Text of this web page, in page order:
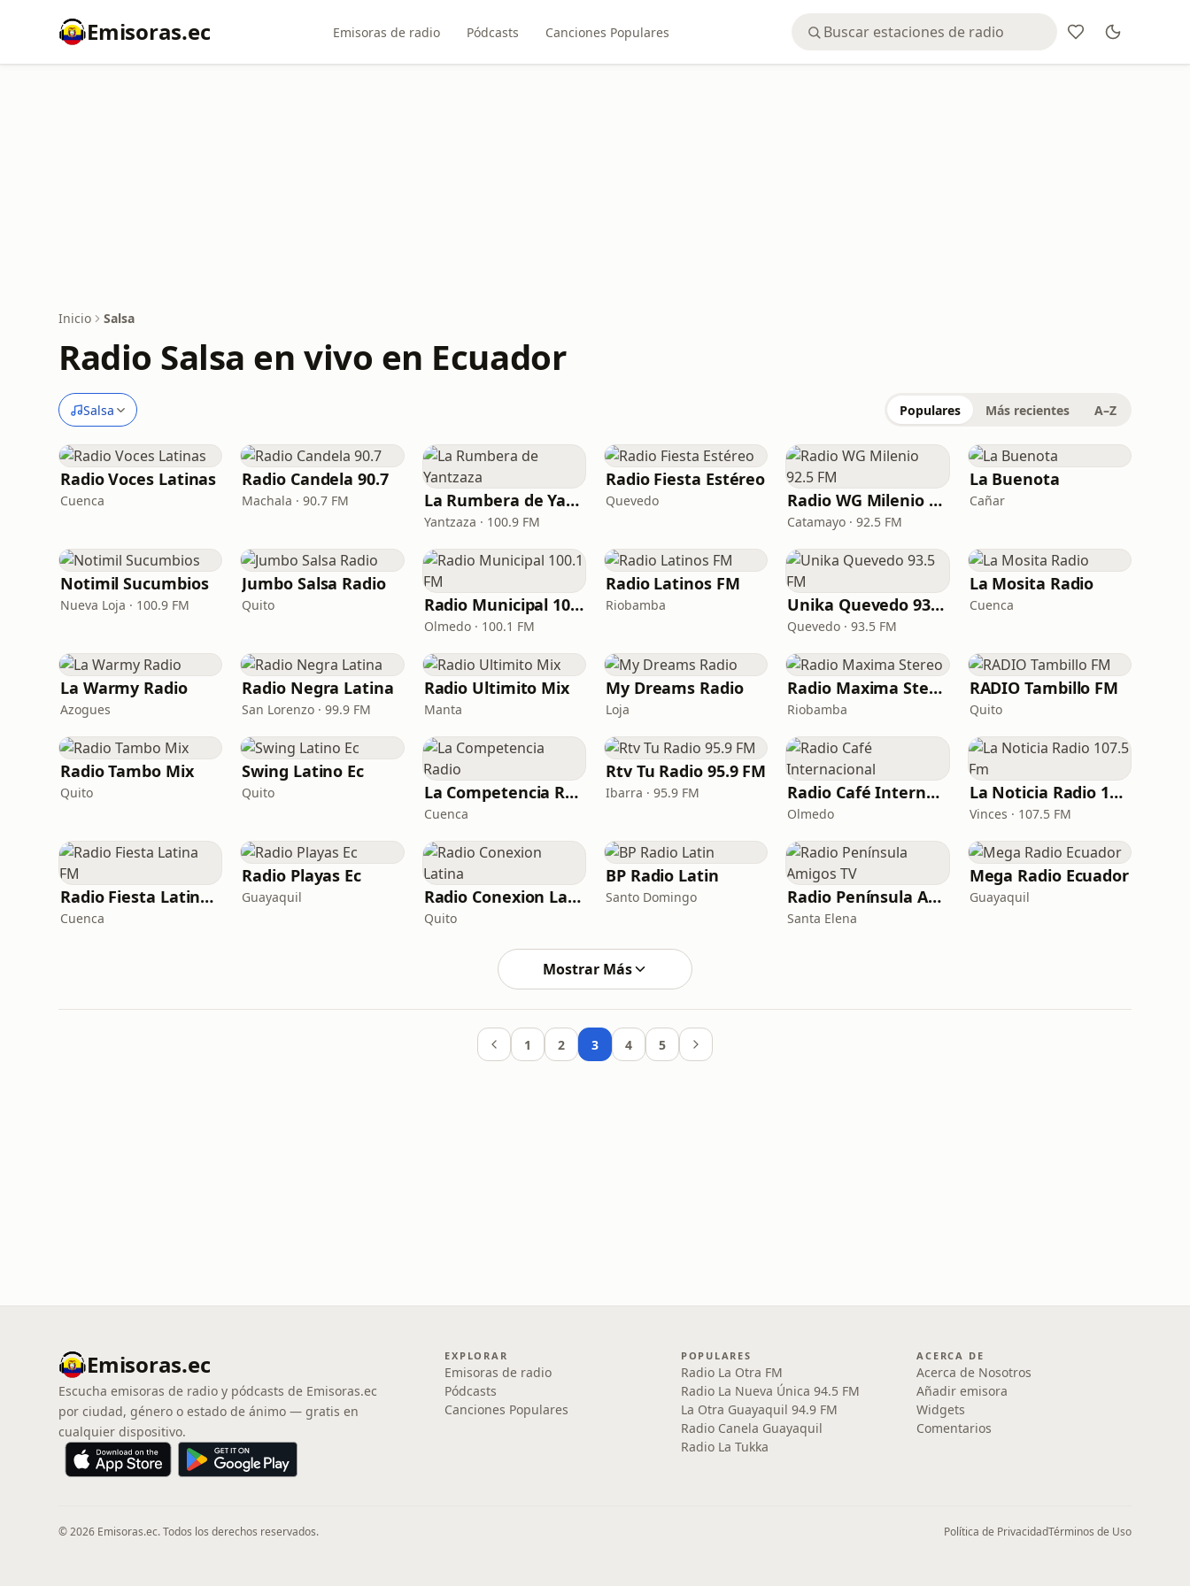
Emisoras.ec Emisoras de radio Pódcasts Canciones Populares
Inicio Salsa
Radio Salsa en vivo en Ecuador
Salsa Populares Más recientes A–Z
Radio Voces Latinas
Cuenca
Radio Candela 90.7
Machala · 90.7 FM La Rumbera de Yantzaza
Yantzaza · 100.9 FM
Radio Fiesta Estéreo
Quevedo Radio WG Milenio 92.5 FM
Catamayo · 92.5 FM
La Buenota
Cañar
Notimil Sucumbios
Nueva Loja · 100.9 FM
Jumbo Salsa Radio
Quito Radio Municipal 100.1 FM
Olmedo · 100.1 FM
Radio Latinos FM
Riobamba Unika Quevedo 93.5 FM
Quevedo · 93.5 FM
La Mosita Radio
Cuenca
La Warmy Radio
Azogues
Radio Negra Latina
San Lorenzo · 99.9 FM
Radio Ultimito Mix
Manta
My Dreams Radio
Loja
Radio Maxima Stereo
Riobamba
RADIO Tambillo FM
Quito
Radio Tambo Mix
Quito
Swing Latino Ec
Quito La Competencia Radio
Cuenca
Rtv Tu Radio 95.9 FM
Ibarra · 95.9 FM Radio Café Internacional
Olmedo
La Noticia Radio 107.5 Fm
Vinces · 107.5 FM
Radio Fiesta Latina FM
Cuenca
Radio Playas Ec
Guayaquil Radio Conexion Latina
Quito
BP Radio Latin
Santo Domingo Radio Península Amigos TV
Santa Elena
Mega Radio Ecuador
Guayaquil
Mostrar Más
1 2 3 4 5
Emisoras.ec
Escucha emisoras de radio y pódcasts de Emisoras.ec
por ciudad, género o estado de ánimo — gratis en
cualquier dispositivo.
EXPLORAR
Emisoras de radio
Pódcasts
Canciones Populares
POPULARES
Radio La Otra FM
Radio La Nueva Única 94.5 FM
La Otra Guayaquil 94.9 FM
Radio Canela Guayaquil
Radio La Tukka
ACERCA DE
Acerca de Nosotros
Añadir emisora
Widgets
Comentarios
© 2026 Emisoras.ec. Todos los derechos reservados. Política de PrivacidadTérminos de Uso